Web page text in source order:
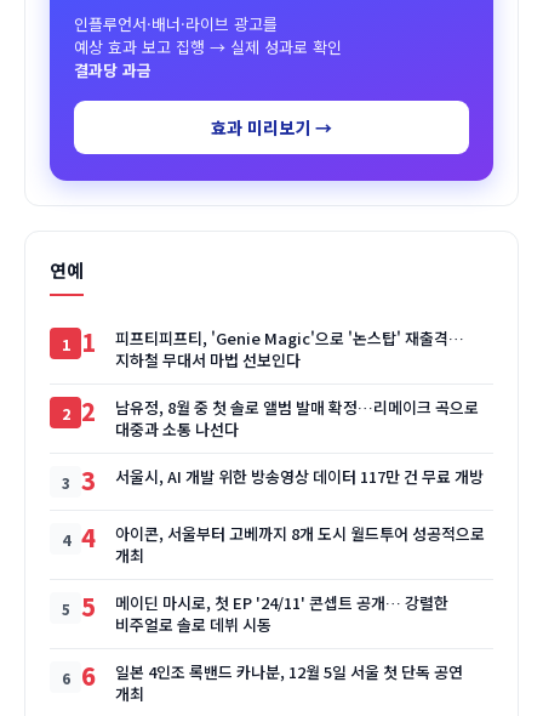
인플루언서·배너·라이브 광고를
예상 효과 보고 집행 → 실제 성과로 확인
결과당 과금
효과 미리보기 →
연예
1
피프티피프티, 'Genie Magic'으로 '논스탑' 재출격…
지하철 무대서 마법 선보인다
2
남유정, 8월 중 첫 솔로 앨범 발매 확정…리메이크 곡으로
대중과 소통 나선다
3 서울시, AI 개발 위한 방송영상 데이터 117만 건 무료 개방
4
아이콘, 서울부터 고베까지 8개 도시 월드투어 성공적으로
개최
5
메이딘 마시로, 첫 EP '24/11' 콘셉트 공개… 강렬한
비주얼로 솔로 데뷔 시동
6
일본 4인조 록밴드 카나분, 12월 5일 서울 첫 단독 공연
개최